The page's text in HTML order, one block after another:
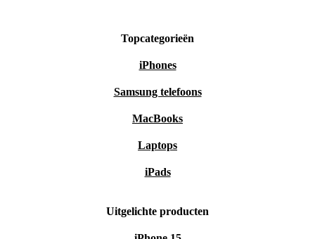
Door te kiezen voor refurbished draag je
Minimaal 12 maanden garantie:Extra zekerheid op langdurig
Herontdek het plezier van snowboarden
Topcategorieën
iPhones
Samsung telefoons
MacBooks
Laptops
iPads
Uitgelichte producten